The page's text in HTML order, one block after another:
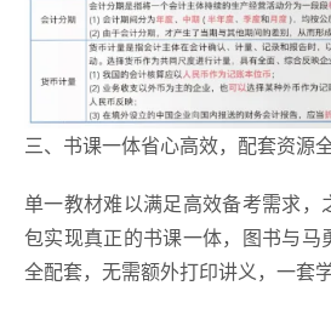
三、书课一体省心高效，配套资源
单一教材难以满足高效备考需求，
包实现真正的书课一体，图书与马
全配套，无需额外打印讲义，一套